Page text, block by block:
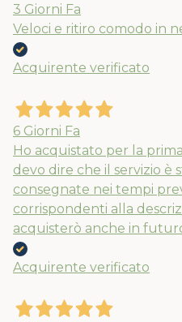
3 Giorni Fa
Veloci e ritiro comodo in
Acquirente verificato
6 Giorni Fa
Ho acquistato per la
devo dire che il servizio è
consegnate nei tempi
corrispondenti alla
acquisterò anche in
Acquirente verificato